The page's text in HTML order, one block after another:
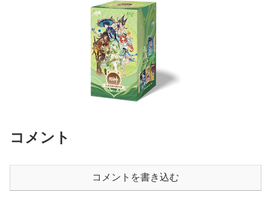
コメント
コメントを書き込む